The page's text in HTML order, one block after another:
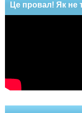
Це провал! Як не